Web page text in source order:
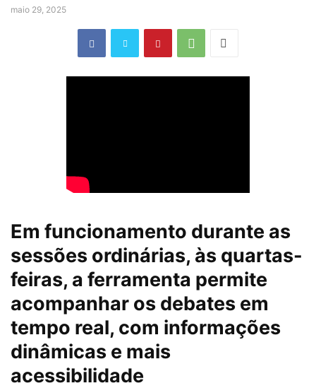
maio 29, 2025
Em funcionamento durante as
sessões ordinárias, às quartas-
feiras, a ferramenta permite
acompanhar os debates em
tempo real, com informações
dinâmicas e mais
acessibilidade